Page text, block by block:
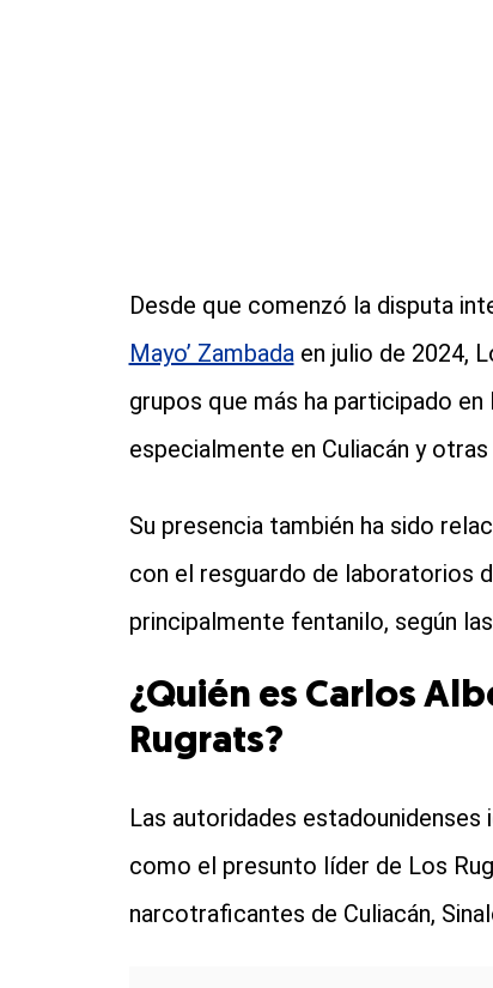
Desde que comenzó la disputa
Mayo’ Zambadaen julio de 2024,
grupos que más ha participado
especialmente en Culiacán y otras
Su presencia también ha sido
con el resguardo de laboratorios
principalmente fentanilo, según
¿Quién es Carlos
Rugrats?
Las autoridades estadounidenses
como el presunto líder de Los
narcotraficantes de Culiacán,